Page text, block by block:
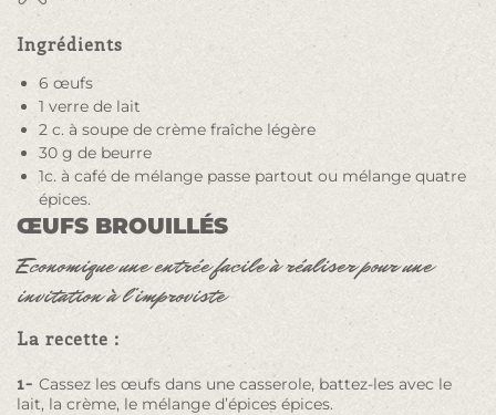
Ingrédients
6 œufs
1 verre de lait
2 c. à soupe de crème fraîche légère
30 g de beurre
1c. à café de mélange passe partout ou mélange quatre
épices.
ŒUFS BROUILLÉS
Economique une entrée facile à réaliser pour une
invitation à l’improviste
La recette :
1- Cassez les œufs dans une casserole, battez-les avec le
lait, la crème, le mélange d’épices épices.